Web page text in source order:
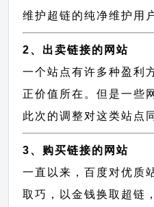
维护超链的纯净维护用
2、出卖链接的网站
一个站点有许多种盈利
正价值所在。但是一些
此次的调整对这类站点
3、购买链接的网站
一直以来，百度对优质
取巧，以金钱换取超链